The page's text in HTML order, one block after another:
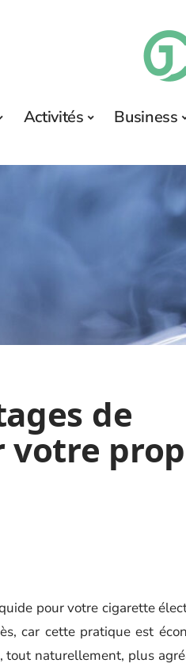
Activités Business
de
pour votre cigarette
car cette pratique est
naturellement, plus